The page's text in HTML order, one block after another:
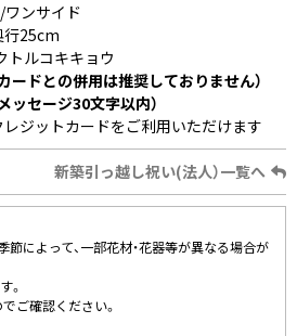
ンサイド
25cm
トルコキキョウ
ードとの併用は推奨しておりません）
ッセージ30文字以内）
レジットカードをご利用いただけます
新築引っ越し祝い(法人）一覧へ
節によって、一部花材・花器等が異なる場合が
。
ご確認ください。